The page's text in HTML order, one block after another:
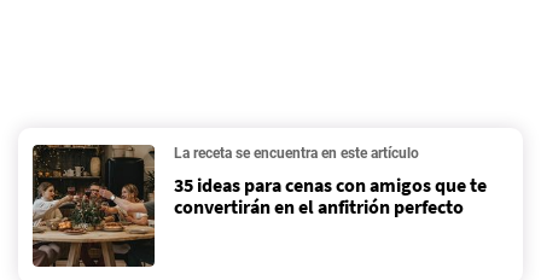
La receta se encuentra en este artículo
35 ideas para cenas con amigos que te
convertirán en el anfitrión perfecto